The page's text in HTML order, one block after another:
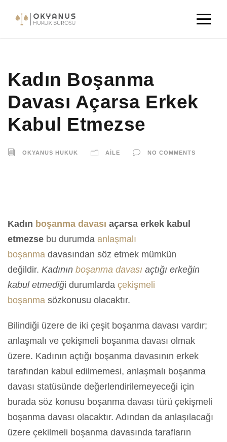
Kadın Boşanma
Davası Açarsa Erkek
Kabul Etmezse
OKYANUS HUKUK AILE NO COMMENTS
Kadın boşanma davası açarsa erkek kabul
etmezse bu durumda anlaşmalı
boşanma davasından söz etmek mümkün
değildir. Kadının boşanma davası açtığı erkeğin
kabul etmediği durumlarda çekişmeli
boşanma sözkonusu olacaktır.
Bilindiği üzere de iki çeşit boşanma davası vardır;
anlaşmalı ve çekişmeli boşanma davası olmak
üzere. Kadının açtığı boşanma davasının erkek
tarafından kabul edilmemesi, anlaşmalı boşanma
davası statüsünde değerlendirilemeyeceği için
burada söz konusu boşanma davası türü çekişmeli
boşanma davası olacaktır. Adından da anlaşılacağı
üzere çekilmeli boşanma davasında tarafların